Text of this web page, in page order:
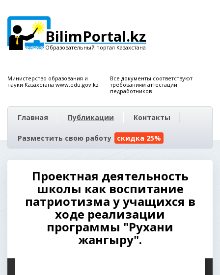
BilimPortal.kz
Образовательный портал Казахстана
Министерство образования и
науки Казахстана www.edu.gov.kz
Все документы соответствуют
требованиям аттестации
педработников
Главная Публикации Контакты
Разместить свою работу скидка 25%
Проектная деятельность
школы как воспитание
патриотизма у учащихся в
ходе реализации
программы "Рухани
жангыру".